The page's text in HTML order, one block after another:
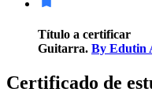
Título a certificar
Guitarra. By Edutin
Certificado de